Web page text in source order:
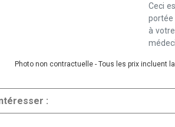
Ceci
portée
à
Photo non contractuelle - Tous les prix incluent
: